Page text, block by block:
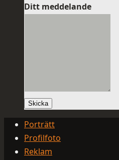
Ditt meddelande
Skicka
Porträtt
Profilfoto
Reklam